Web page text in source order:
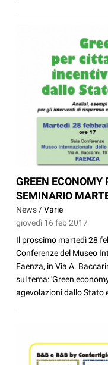
GREEN ECONOMY
SEMINARIO
News /Varie
giovedì 16 feb 2017
Il prossimo martedì 28
Conferenze del Museo
Faenza, in Via A.
sul tema: 'Green
agevolazioni dallo Stato